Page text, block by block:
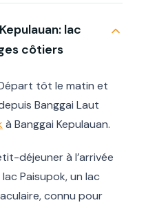
lac
côtiers
tôt le matin et
Banggai Laut
à Banggai Kepulauan.
déjeuner à l’arrivée
Paisupok, un lac
connu pour